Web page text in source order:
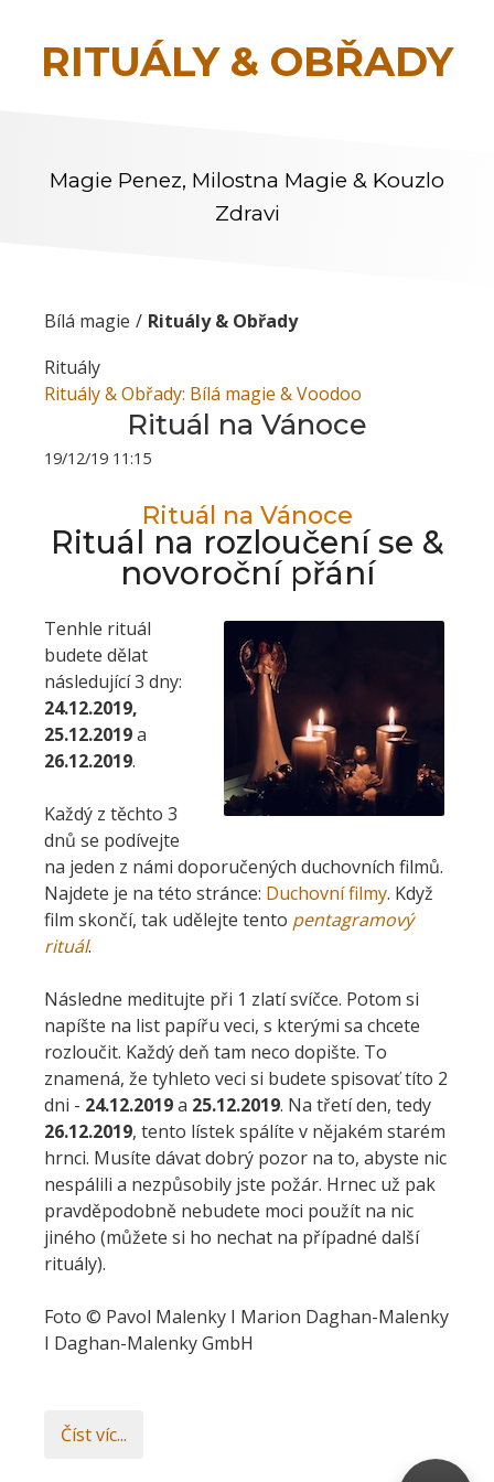
RITUÁLY & OBŘADY
Magie Penez, Milostna Magie & Kouzlo
Zdravi
Bílá magie
Rituály & Obřady
Rituály
Rituály & Obřady: Bílá magie & Voodoo
Rituál na Vánoce
19/12/19 11:15
Rituál na Vánoce
Rituál na rozloučení se &
novoroční přání
Tenhle rituál
budete dělat
následující 3 dny:
24.12.2019,
25.12.2019a
26.12.2019.
Každý z těchto 3
dnů se podívejte
na jeden z námi doporučených duchovních filmů.
Najdete je na této stránce: Duchovní filmy. Když
film skončí, tak udělejte tento pentagramový
rituál.
Následne meditujte při 1 zlatí svíčce. Potom si
napíšte na list papířu veci, s kterými sa chcete
rozloučit. Každý deň tam neco dopište. To
znamená, že tyhleto veci si budete spisovať títo 2
dni - 24.12.2019a 25.12.2019. Na třetí den, tedy
26.12.2019, tento lístek spálíte v nějakém starém
hrnci. Musíte dávat dobrý pozor na to, abyste nic
nespálili a nezpůsobily jste požár. Hrnec už pak
pravděpodobně nebudete moci použít na nic
jiného (můžete si ho nechat na případné další
rituály).
Foto © Pavol Malenky I Marion Daghan-Malenky
I Daghan-Malenky GmbH
Číst víc...